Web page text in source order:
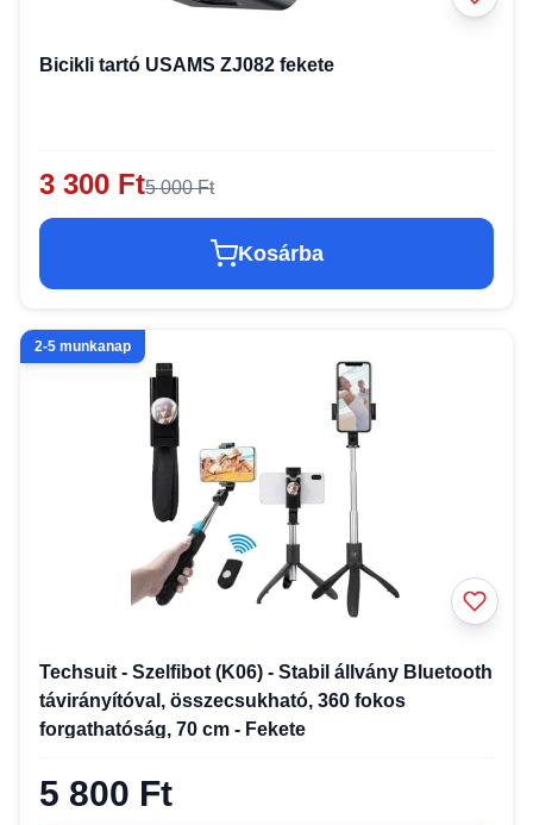
Bicikli tartó USAMS ZJ082 fekete
3 300 Ft5 000 Ft
Kosárba
2-5 munkanap
Techsuit - Szelfibot (K06) - Stabil állvány Bluetooth
távirányítóval, összecsukható, 360 fokos
forgathatóság, 70 cm - Fekete
5 800 Ft